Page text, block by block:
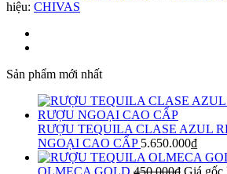
hiệu: CHIVAS
Sản phẩm mới nhất
RƯỢU TEQUILA CLASE AZUL
NGOẠI CAO CẤP 5.650.000₫
OLMECA GOLD 450.000₫ Giá gốc